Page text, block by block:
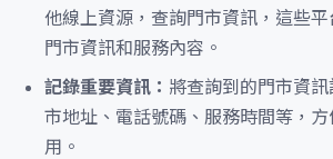
他線上資源，查詢門市資訊，這些
門市資訊和服務內容。
記錄重要資訊： 將查詢到的門市資
市地址、電話號碼、服務時間等，
用。